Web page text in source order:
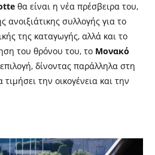
θα είναι η νέα πρέσβειρα του,
συλλογής για το
της καταγωγής, αλλά και το
του θρόνου του, το Μονακό
δίνοντας παράλληλα στη
την οικογένεια και την